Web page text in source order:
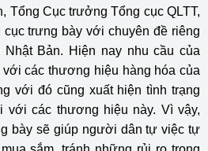
Tổng Cục trưởng Tổng cục QLTT,
trưng bày với chuyên đề riêng
Bản. Hiện nay nhu cầu của
các thương hiệu hàng hóa của
với đó cũng xuất hiện tình trạng
với các thương hiệu này. Vì vậy,
bày sẽ giúp người dân tự việc tự